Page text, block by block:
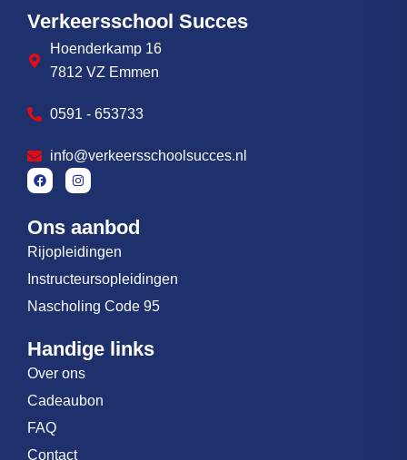
Verkeersschool Succes
Hoenderkamp 16
7812 VZ Emmen
0591 - 653733
info@verkeersschoolsucces.nl
Ons aanbod
Rijopleidingen
Instructeursopleidingen
Nascholing Code 95
Handige links
Over ons
Cadeaubon
FAQ
Contact